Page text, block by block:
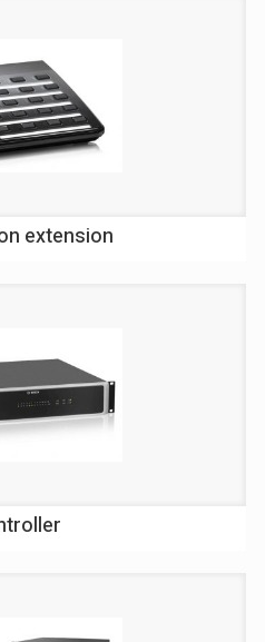
extension